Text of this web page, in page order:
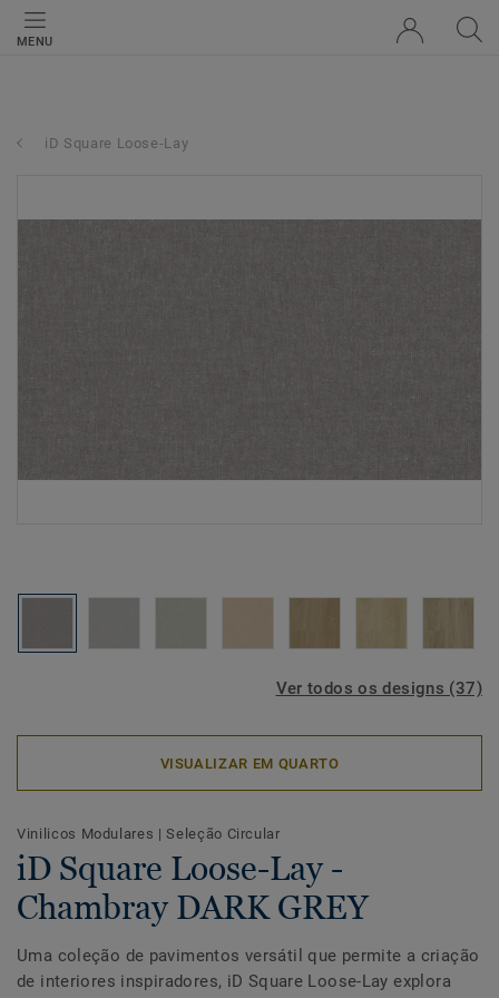
MENU
iD Square Loose-Lay
Ver todos os designs (37)
VISUALIZAR EM QUARTO
Vinilicos Modulares |Seleção Circular
iD Square Loose-Lay -
Chambray DARK GREY
Uma coleção de pavimentos versátil que permite a criação
de interiores inspiradores, iD Square Loose-Lay explora